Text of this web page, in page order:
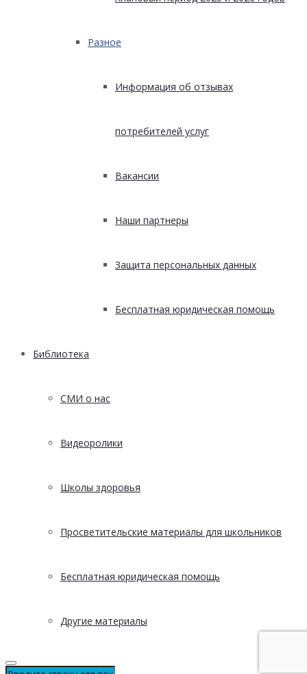
Разное
Информация об отзывах
потребителей услуг
Вакансии
Наши партнеры
Защита персональных данных
Бесплатная юридическая помощь
Библиотека
СМИ о нас
Видеоролики
Школы здоровья
Просветительские материалы для школьников
Бесплатная юридическая помощь
Другие материалы